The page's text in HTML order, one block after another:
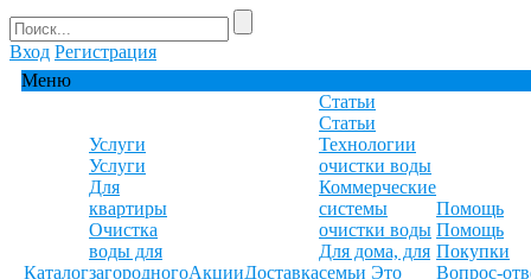
Вход Регистрация
Меню
Каталог
Услуги
Услуги
Для
квартиры
Очистка
воды для
загородногоАкцииДоставка
Статьи
Статьи
Технологии
очистки воды
Коммерческие
системы
очистки воды
Для дома, для
семьи Это
Помощь
Помощь
Покупки
Вопрос-